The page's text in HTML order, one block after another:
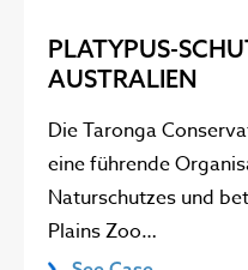
PLATYPUS-
AUSTRALIEN
Die Taronga
eine führende
Naturschutzes und
Plains Zoo…